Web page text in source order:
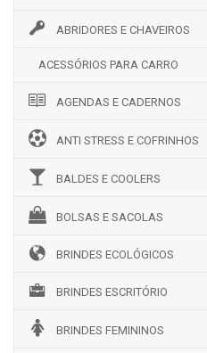
ABRIDORES E CHAVEIROS
ACESSÓRIOS PARA CARRO
AGENDAS E CADERNOS
ANTI STRESS E COFRINHOS
BALDES E COOLERS
BOLSAS E SACOLAS
BRINDES ECOLÓGICOS
BRINDES ESCRITÓRIO
BRINDES FEMININOS